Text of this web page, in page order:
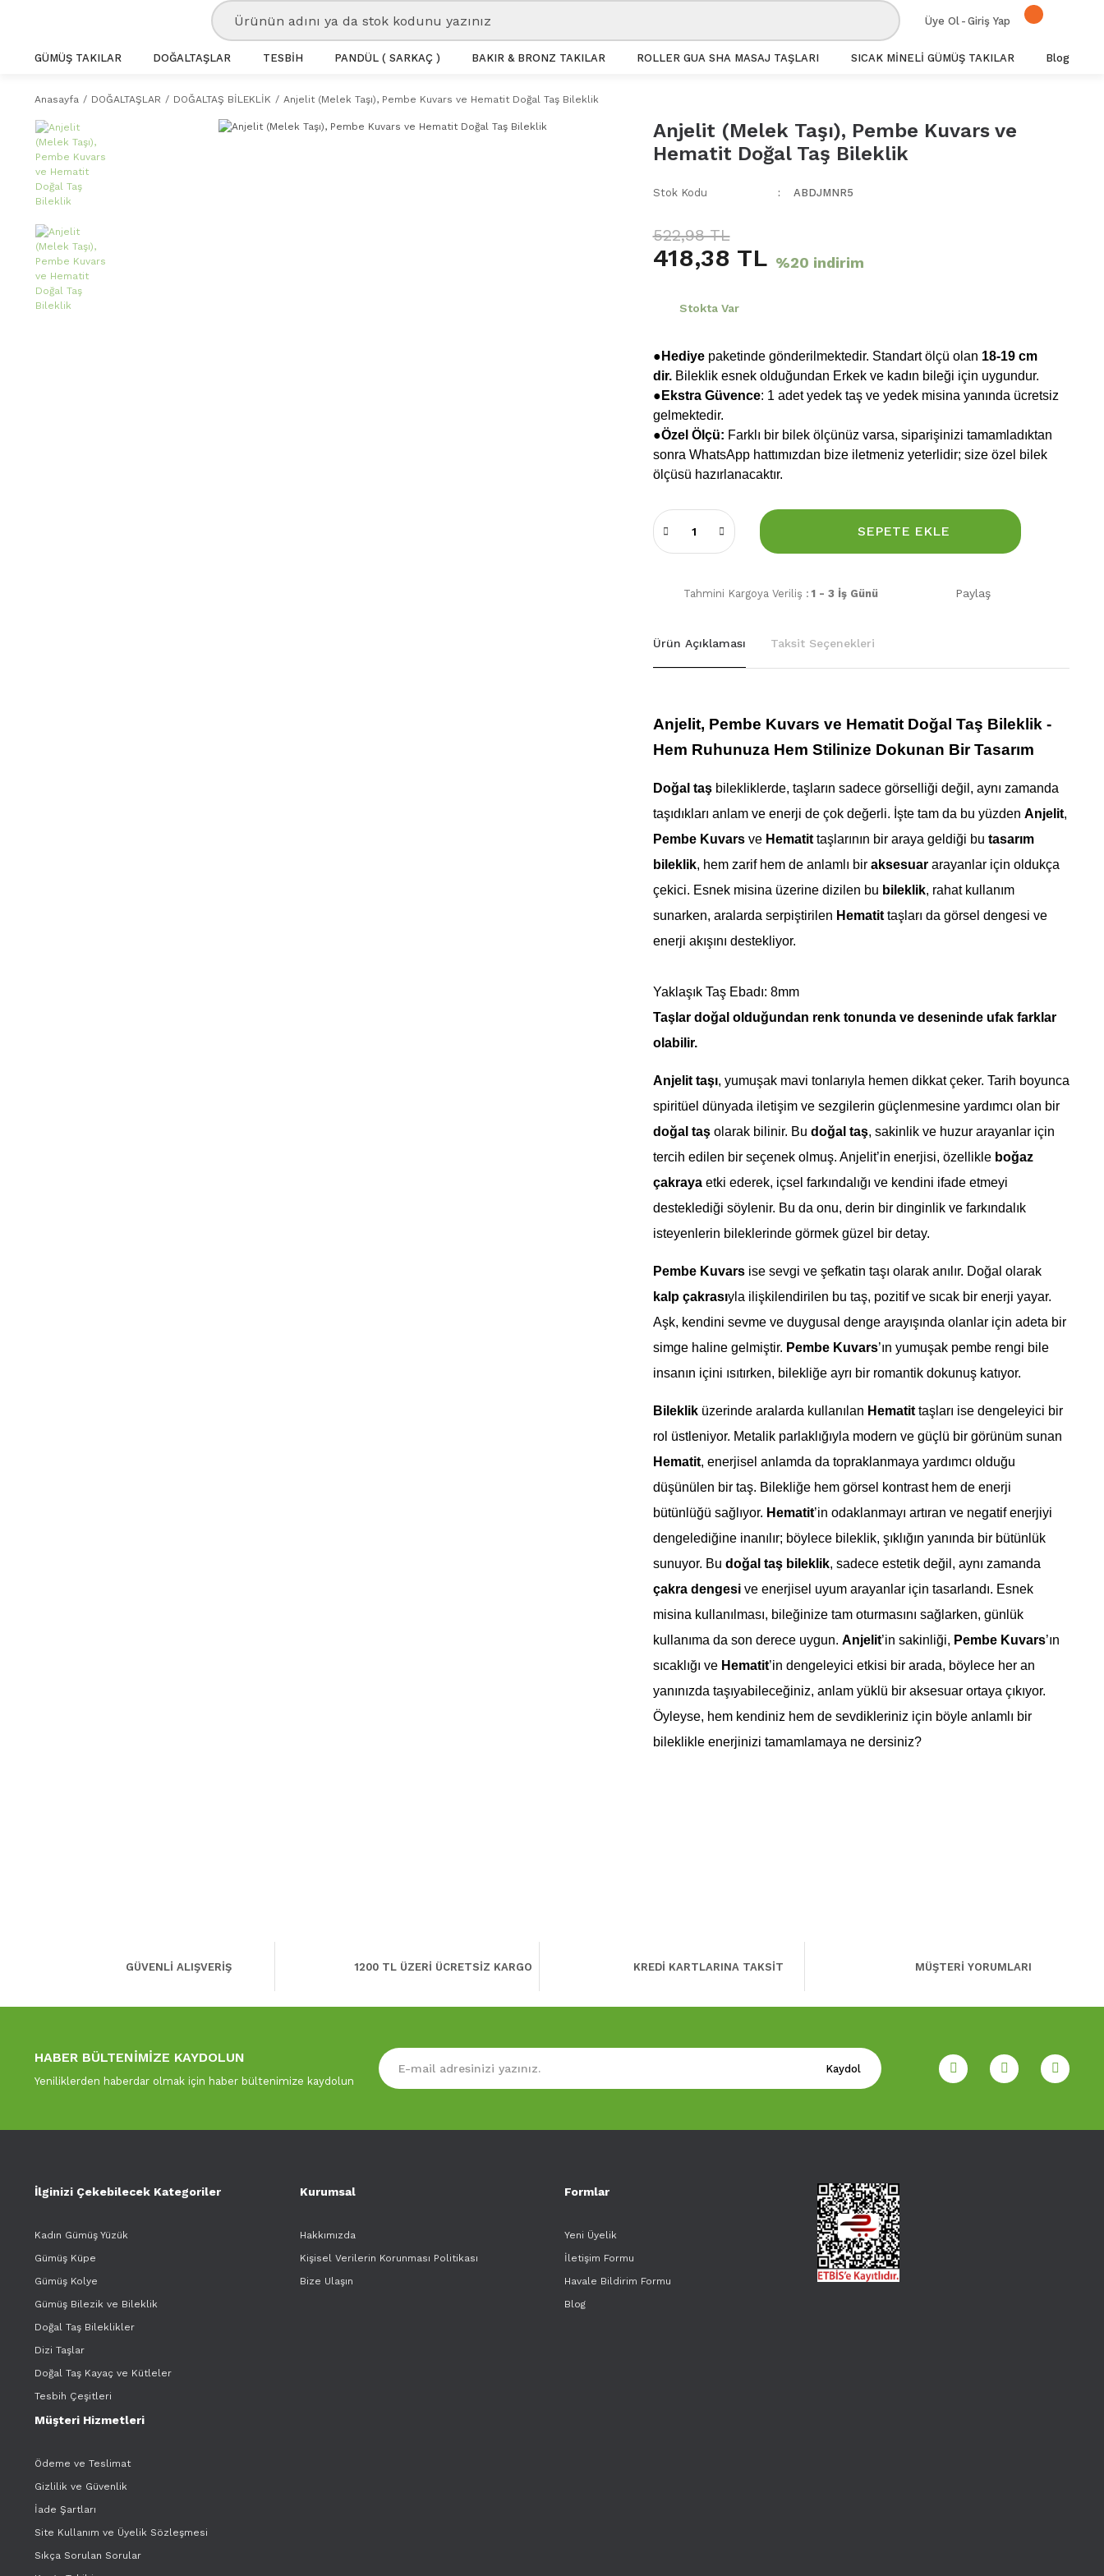
Üye Ol - Giriş Yap
GÜMÜŞ TAKILAR DOĞALTAŞLAR TESBİH PANDÜL ( SARKAÇ ) BAKIR & BRONZ TAKILAR ROLLER GUA SHA MASAJ TAŞLARI SICAK MİNELİ GÜMÜŞ TAKILAR Blog
Anasayfa DOĞALTAŞLAR DOĞALTAŞ BİLEKLİK Anjelit (Melek Taşı), Pembe Kuvars ve Hematit Doğal Taş Bileklik
Anjelit (Melek Taşı), Pembe Kuvars ve
Hematit Doğal Taş Bileklik
Stok Kodu ABDJMNR5
522,98 TL
418,38 TL %20 indirim
Stokta Var
●Hediyepaketinde gönderilmektedir. Standart ölçü olan 18-19 cm
dir. Bileklik esnek olduğundan Erkek ve kadın bileği için uygundur.
● Ekstra Güvence: 1 adet yedek taş ve yedek misina yanında ücretsiz
gelmektedir.
●Özel Ölçü: Farklı bir bilek ölçünüz varsa, siparişinizi tamamladıktan
sonra WhatsApp hattımızdan bize iletmeniz yeterlidir; size özel bilek
ölçüsü hazırlanacaktır.
SEPETE EKLE
Tahmini Kargoya Veriliş : 1 - 3 İş Günü Paylaş
Ürün Açıklaması Taksit Seçenekleri
Anjelit, Pembe Kuvars ve Hematit Doğal Taş Bileklik -
Hem Ruhunuza Hem Stilinize Dokunan Bir Tasarım
Doğal taşbilekliklerde, taşların sadece görselliği değil, aynı zamanda
taşıdıkları anlam ve enerji de çok değerli. İşte tam da bu yüzden Anjelit,
Pembe Kuvarsve Hematit taşlarının bir araya geldiği bu tasarım
bileklik, hem zarif hem de anlamlı bir aksesuararayanlar için oldukça
çekici. Esnek misina üzerine dizilen bu bileklik, rahat kullanım
sunarken, aralarda serpiştirilen Hematit taşları da görsel dengesi ve
enerji akışını destekliyor.
Yaklaşık Taş Ebadı: 8mm
Taşlar doğal olduğundan renk tonunda ve deseninde ufak farklar
olabilir.
Anjelit taşı, yumuşak mavi tonlarıyla hemen dikkat çeker. Tarih boyunca
spiritüel dünyada iletişim ve sezgilerin güçlenmesine yardımcı olan bir
doğal taşolarak bilinir. Bu doğal taş, sakinlik ve huzur arayanlar için
tercih edilen bir seçenek olmuş. Anjelit’in enerjisi, özellikle boğaz
çakrayaetki ederek, içsel farkındalığı ve kendini ifade etmeyi
desteklediği söylenir. Bu da onu, derin bir dinginlik ve farkındalık
isteyenlerin bileklerinde görmek güzel bir detay.
Pembe Kuvarsise sevgi ve şefkatin taşı olarak anılır. Doğal olarak
kalp çakrasıyla ilişkilendirilen bu taş, pozitif ve sıcak bir enerji yayar.
Aşk, kendini sevme ve duygusal denge arayışında olanlar için adeta bir
simge haline gelmiştir. Pembe Kuvars’ın yumuşak pembe rengi bile
insanın içini ısıtırken, bilekliğe ayrı bir romantik dokunuş katıyor.
Bileklik üzerinde aralarda kullanılan Hematit taşları ise dengeleyici bir
rol üstleniyor. Metalik parlaklığıyla modern ve güçlü bir görünüm sunan
Hematit, enerjisel anlamda da topraklanmaya yardımcı olduğu
düşünülen bir taş. Bilekliğe hem görsel kontrast hem de enerji
bütünlüğü sağlıyor. Hematit’in odaklanmayı artıran ve negatif enerjiyi
dengelediğine inanılır; böylece bileklik, şıklığın yanında bir bütünlük
sunuyor. Bu doğal taş bileklik, sadece estetik değil, aynı zamanda
çakra dengesive enerjisel uyum arayanlar için tasarlandı. Esnek
misina kullanılması, bileğinize tam oturmasını sağlarken, günlük
kullanıma da son derece uygun. Anjelit’in sakinliği, Pembe Kuvars’ın
sıcaklığı ve Hematit’in dengeleyici etkisi bir arada, böylece her an
yanınızda taşıyabileceğiniz, anlam yüklü bir aksesuar ortaya çıkıyor.
Öyleyse, hem kendiniz hem de sevdikleriniz için böyle anlamlı bir
bileklikle enerjinizi tamamlamaya ne dersiniz?
GÜVENLİ ALIŞVERİŞ 1200 TL ÜZERİ ÜCRETSİZ KARGO KREDİ KARTLARINA TAKSİT MÜŞTERİ YORUMLARI
HABER BÜLTENİMİZE KAYDOLUN
Yeniliklerden haberdar olmak için haber bültenimize kaydolun
Kaydol
İlginizi Çekebilecek Kategoriler
Kadın Gümüş Yüzük
Gümüş Küpe
Gümüş Kolye
Gümüş Bilezik ve Bileklik
Doğal Taş Bileklikler
Dizi Taşlar
Doğal Taş Kayaç ve Kütleler
Tesbih Çeşitleri
Kurumsal
Hakkımızda
Kişisel Verilerin Korunması Politikası
Bize Ulaşın
Formlar
Yeni Üyelik
İletişim Formu
Havale Bildirim Formu
Blog
Müşteri Hizmetleri
Ödeme ve Teslimat
Gizlilik ve Güvenlik
İade Şartları
Site Kullanım ve Üyelik Sözleşmesi
Sıkça Sorulan Sorular